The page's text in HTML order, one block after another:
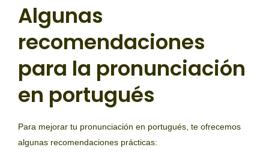
Algunas
recomendaciones
para la pronunciación
en portugués
Para mejorar tu pronunciación en portugués, te ofrecemos
algunas recomendaciones prácticas: